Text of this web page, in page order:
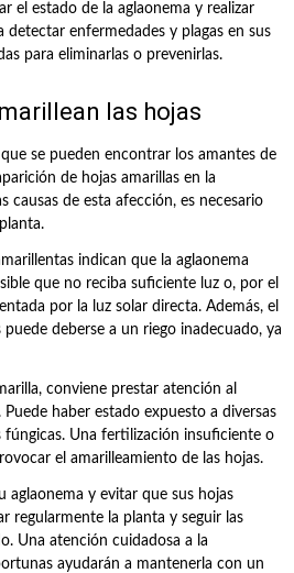
el estado de la aglaonema y realizar
detectar enfermedades y plagas en sus
para eliminarlas o prevenirlas.
las hojas
se pueden encontrar los amantes de
de hojas amarillas en la
causas de esta afección, es necesario
indican que la aglaonema
que no reciba suficiente luz o, por el
por la luz solar directa. Además, el
deberse a un riego inadecuado, ya
conviene prestar atención al
haber estado expuesto a diversas
fúngicas. Una fertilización insuficiente o
el amarilleamiento de las hojas.
aglaonema y evitar que sus hojas
regularmente la planta y seguir las
Una atención cuidadosa a la
ayudarán a mantenerla con un